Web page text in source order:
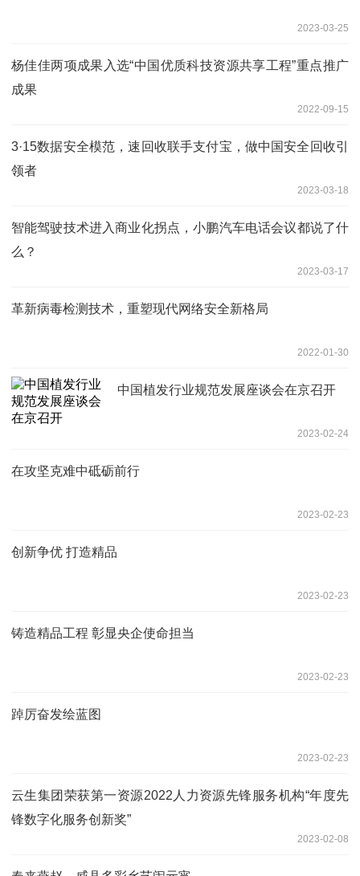
2023-03-25
杨佳佳两项成果入选“中国优质科技资源共享工程”重点推广
成果
2022-09-15
3·15数据安全模范，速回收联手支付宝，做中国安全回收引
领者
2023-03-18
智能驾驶技术进入商业化拐点，小鹏汽车电话会议都说了什
么？
2023-03-17
革新病毒检测技术，重塑现代网络安全新格局
2022-01-30
中国植发行业规范发展座谈会在京召开
2023-02-24
在攻坚克难中砥砺前行
2023-02-23
创新争优 打造精品
2023-02-23
铸造精品工程 彰显央企使命担当
2023-02-23
踔厉奋发绘蓝图
2023-02-23
云生集团荣获第一资源2022人力资源先锋服务机构“年度先
锋数字化服务创新奖”
2023-02-08